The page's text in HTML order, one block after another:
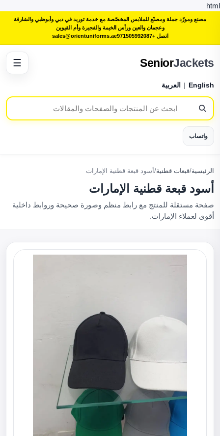
html
مصنع ومورّد جملة ومصنّع للملابس المخصّصة مع خدمة توريد في دبي وأبوظبي والشارقة
وعجمان والعين ورأس الخيمة والفجيرة وأم القيوين
اتصل +971505992087
sales@orientuniforms.ae
SeniorJackets
English
| العربية
واتساب
☰
الرئيسية/قبعات قطنية/أسود قبعة قطنية الإمارات
أسود قبعة قطنية الإمارات
صفحة مستقلة للمنتج مع رابط منظم وصورة صحيحة وروابط داخلية
أقوى لعملاء الإمارات.